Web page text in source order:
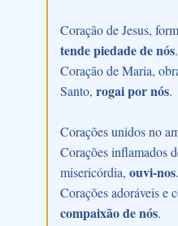
Coração de Jesus,
tende piedade de nós.
Coração de Maria,
Santo, rogai por nós.
Corações unidos no
Corações inflamados
misericórdia, ouvi-nos.
Corações adoráveis e
compaixão de nós.